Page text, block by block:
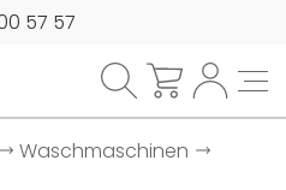
57 57
Waschmaschinen